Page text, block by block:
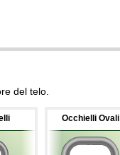
del telo.
Occhielli Ovali